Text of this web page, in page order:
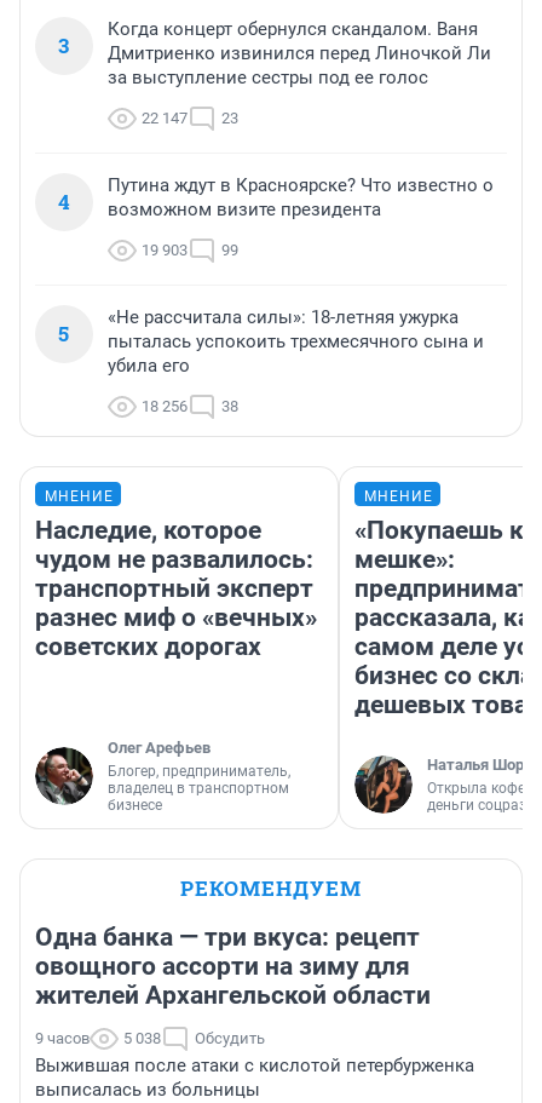
3
Когда концерт обернулся скандалом. Ваня
Дмитриенко извинился перед Линочкой Ли
за выступление сестры под ее голос
22 147 23
4
Путина ждут в Красноярске? Что известно о
возможном визите президента
19 903 99
5
«Не рассчитала силы»: 18-летняя ужурка
пыталась успокоить трехмесячного сына и
убила его
18 256 38
МНЕНИЕ
Наследие, которое
чудом не развалилось:
транспортный эксперт
разнес миф о «вечных»
советских дорогах
Олег Арефьев
Блогер, предприниматель,
владелец в транспортном
бизнесе
МНЕНИЕ
«Покупаешь
мешке»:
рассказала,
самом деле
бизнес со
дешевых
Наталья
Открыла
деньги
РЕКОМЕНДУЕМ
Одна банка — три вкуса: рецепт
овощного ассорти на зиму для
жителей Архангельской области
9 часов 5 038 Обсудить
Выжившая после атаки с кислотой петербурженка
выписалась из больницы